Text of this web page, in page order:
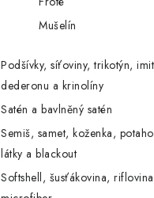
Mušelín
Podšívky, síťoviny, trikotýn,
dederonu a krinolíny
Satén a bavlněný satén
Semiš, samet, koženka,
látky a blackout
Softshell, šusťákovina,